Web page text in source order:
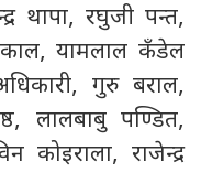
थापा, रघुजी पन्त,
यामलाल कँडेल
गुरु बराल,
लालबाबु पण्डित,
कोइराला, राजेन्द्र